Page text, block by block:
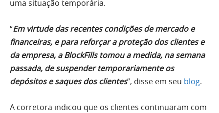
uma situação temporária.
“Em virtude das recentes condições de mercado e
financeiras, e para reforçar a proteção dos clientes e
da empresa, a BlockFills tomou a medida, na semana
passada, de suspender temporariamente os
depósitos e saques dos clientes“, disse em seu blog.
A corretora indicou que os clientes continuaram com